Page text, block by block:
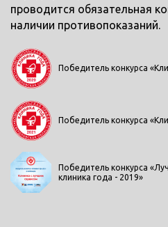
проводится обязательная
наличии противопоказаний.
Победитель конкурса
Победитель конкурса
Победитель конкурса
клиника года - 2019»